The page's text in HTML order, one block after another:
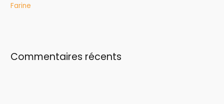
Farine
Commentaires récents